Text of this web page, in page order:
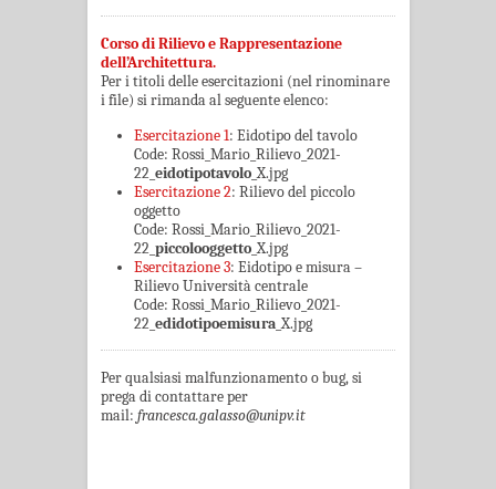
Corso di Rilievo e Rappresentazione
dell’Architettura.
Per i titoli delle esercitazioni (nel rinominare
i file) si rimanda al seguente elenco:
Esercitazione 1: Eidotipo del tavolo
Code: Rossi_Mario_Rilievo_2021-
22_ eidotipotavolo _X.jpg
Esercitazione 2: Rilievo del piccolo
oggetto
Code: Rossi_Mario_Rilievo_2021-
22_ piccolooggetto _X.jpg
Esercitazione 3: Eidotipo e misura –
Rilievo Università centrale
Code: Rossi_Mario_Rilievo_2021-
22_ edidotipoemisura _X.jpg
Per qualsiasi malfunzionamento o bug, si
prega di contattare per
mail: francesca.galasso@unipv.it